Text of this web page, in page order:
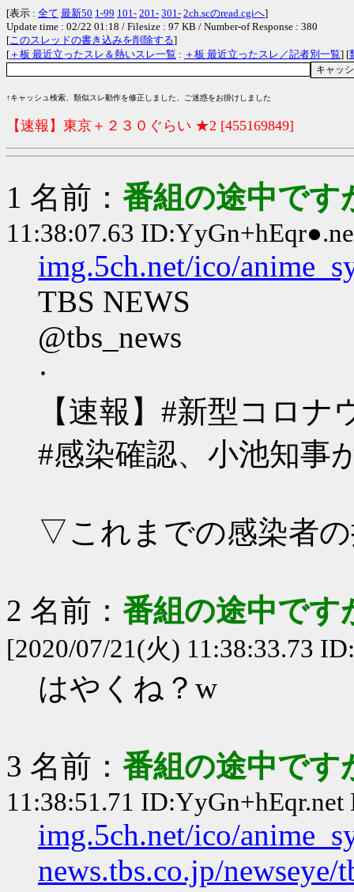
[表示 : 全て 最新50 1-99 101- 201- 301- 2ch.scのread.cgiへ]
Update time : 02/22 01:18 / Filesize : 97 KB / Number-of Response : 380
[このスレッドの書き込みを削除する]
[ ＋板 最近立ったスレ＆熱いスレ一覧 : ＋板 最近立ったスレ／記者別一覧] [
↑キャッシュ検索、類似スレ動作を修正しました、ご迷惑をお掛けしました
【速報】東京＋２３０ぐらい ★2 [455169849]
1 名前： 番組の途中で
11:38:07.63
img.5ch.net/ico/
TBS NEWS
@tbs_news
·
【速報】#新型コロ
#感染確認、小池知事
▽これまでの感染者
2 名前： 番組の途中で
[2020/07/21(火) 11:38:33.73
はやくね？w
3 名前： 番組の途中で
11:38:51.71
img.5ch.net/ico/
news.tbs.co.jp/